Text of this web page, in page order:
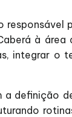
à
integrar o
definição